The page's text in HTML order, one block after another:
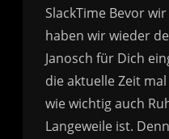
SlackTime Bevor
haben wir wieder
Janosch für Dich
die aktuelle Zeit
wie wichtig auch
Langeweile ist.